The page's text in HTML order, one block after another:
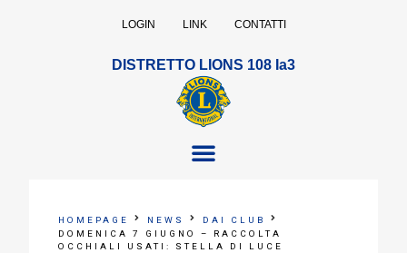
DISTRETTO LIONS 108 Ia3
LOGIN LINK CONTATTI
HOMEPAGE NEWS
DAI CLUB
DOMENICA 7 GIUGNO – RACCOLTA
OCCHIALI USATI: STELLA DI LUCE